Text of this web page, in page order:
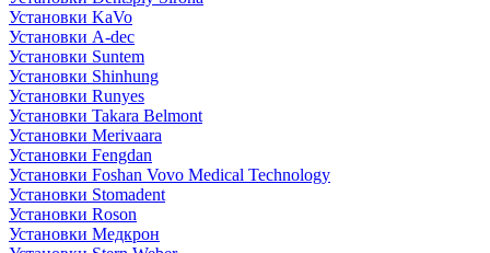
Установки KaVo
Установки A-dec
Установки Suntem
Установки Shinhung
Установки Runyes
Установки Takara Belmont
Установки Merivaara
Установки Fengdan
Установки Foshan Vovo Medical Technology
Установки Stomadent
Установки Roson
Установки Медкрон